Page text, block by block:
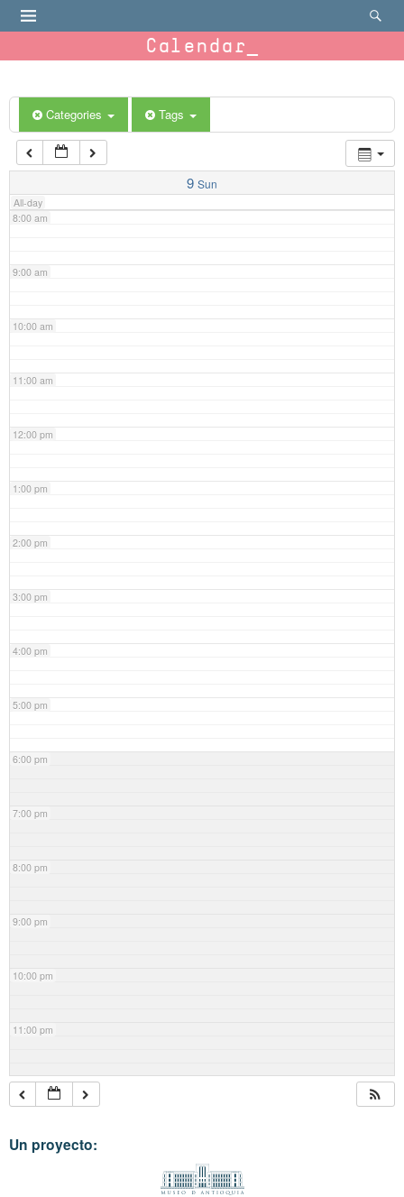
Calendar
Categories Tags
9 Sun
All-day
6:00 am
7:00 am
8:00 am
9:00 am
10:00 am
11:00 am
12:00 pm
1:00 pm
2:00 pm
3:00 pm
4:00 pm
5:00 pm
6:00 pm
7:00 pm
8:00 pm
9:00 pm
10:00 pm
11:00 pm
Un proyecto: